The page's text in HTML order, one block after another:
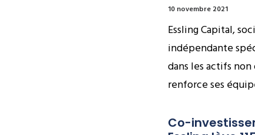
10 novembre 2021
Essling Capital,
indépendante
dans les actifs
renforce ses
Co-